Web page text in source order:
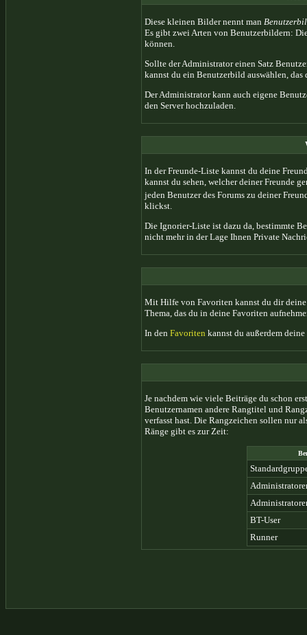
Diese kleinen Bilder nennt man
Es gibt zwei Arten von Benutzerbildern:
können.
Sollte der Administrator einen Satz
kannst du ein Benutzerbild auswählen,
Der Administrator kann auch eigene
den Server hochzuladen.
In der Freunde-Liste kannst du deine
kannst du sehen, welcher deiner Freunde
jeden Benutzer des Forums zu deiner
klickst.
Die Ignorier-Liste ist dazu da, bestimmte
nicht mehr in der Lage Ihnen Private
Mit Hilfe von Favoriten kannst du dir
Thema, das du in deine Favoriten
In den Favoriten kannst du außerdem
Je nachdem wie viele Beiträge du schon
Benutzernamen andere Rangtitel und
verfasst hast. Die Rangzeichen sollen nur
Ränge gibt es zur Zeit:
BT-User
Runner